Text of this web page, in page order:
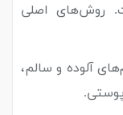
روش‌های اصلی
آلوده و سالم،